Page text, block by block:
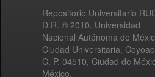
Repositorio Universitario
D.R. © 2010. Universidad
Nacional Autónoma de
Ciudad Universitaria,
C. P. 04510, Ciudad de
México.